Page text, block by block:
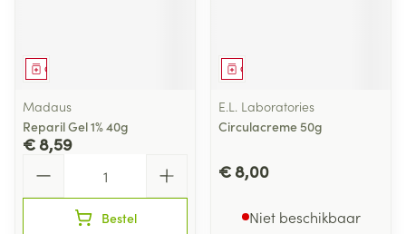
Geneesmiddel
Madaus
Reparil Gel 1% 40g
€ 8,59
Bestel
Geneesmiddel
E.L. Laboratories
Circulacreme 50g
€ 8,00
Niet beschikbaar